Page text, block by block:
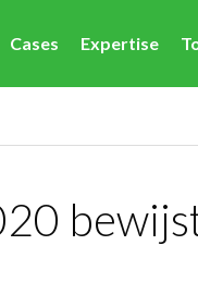
Cases Expertise